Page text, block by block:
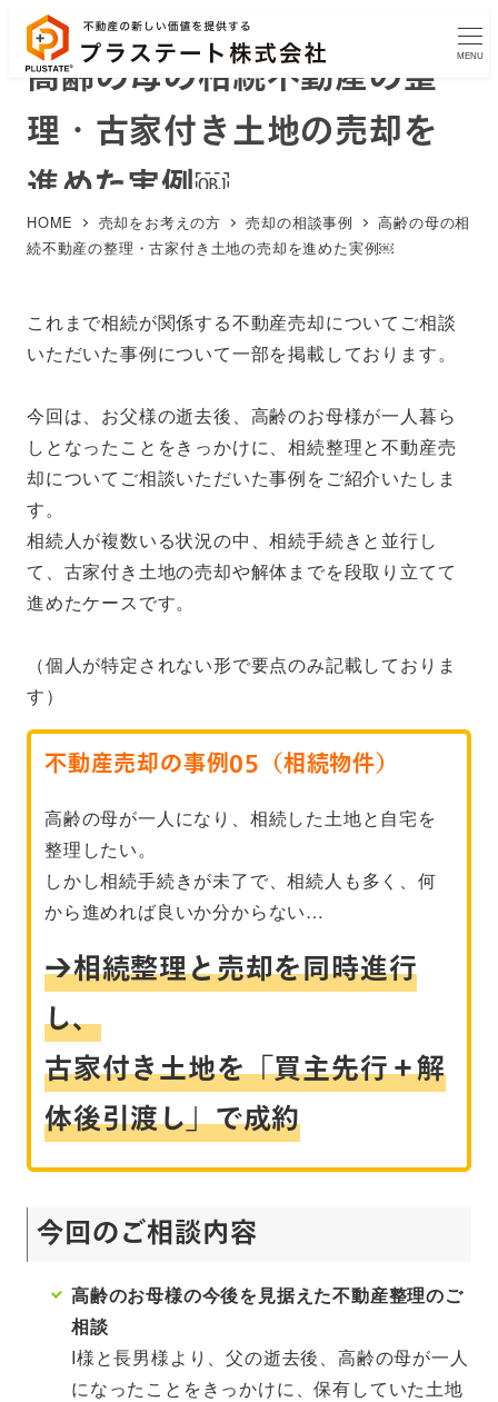
MENU
高齢の母の相続不動産の整
理・古家付き土地の売却を
進めた実例￼
HOME 売却をお考えの方 売却の相談事例
高齢の母の相
続不動産の整理・古家付き土地の売却を進めた実例￼
これまで相続が関係する不動産売却についてご相談
いただいた事例について一部を掲載しております。
今回は、お父様の逝去後、高齢のお母様が一人暮ら
しとなったことをきっかけに、相続整理と不動産売
却についてご相談いただいた事例をご紹介いたしま
す。
相続人が複数いる状況の中、相続手続きと並行し
て、古家付き土地の売却や解体までを段取り立てて
進めたケースです。
（個人が特定されない形で要点のみ記載しておりま
す）
不動産売却の事例05（相続物件）
高齢の母が一人になり、相続した土地と自宅を
整理したい。
しかし相続手続きが未了で、相続人も多く、何
から進めれば良いか分からない…
→相続整理と売却を同時進行
し、
古家付き土地を「買主先行＋解
体後引渡し」で成約
今回のご相談内容
高齢のお母様の今後を見据えた不動産整理のご
相談
I様と長男様より、父の逝去後、高齢の母が一人
になったことをきっかけに、保有していた土地